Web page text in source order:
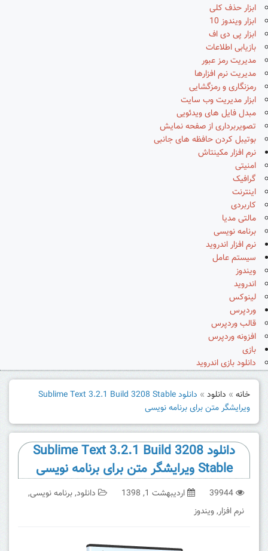
ابزار حذف کلی
ابزار ویندوز 10
ابزار پی دی اف
بازیابی اطلاعات
مدیریت رمز عبور
مدیریت نرم افزارها
رمزنگاری و رمزگشایی
ابزار مدیریت وب سایت
مبدل فایل های ویدئویی
تصویربرداری از صفحه نمایش
بوتیبل کردن حافظه های جانبی
نرم افزار مکینتاش
امنیتی
گرافیک
اینترنت
کاربردی
مالتی مدیا
برنامه نویسی
نرم افزار اندروید
سیستم عامل
ویندوز
اندروید
لینوکس
وردپرس
قالب وردپرس
افزونه وردپرس
بازی
دانلود بازی اندروید
خانه » دانلود »
دانلود Sublime Text 3.2.1 Build 3208 Stable
ویرایشگر متن برای برنامه نویسی
دانلود Sublime Text 3.2.1 Build 3208
Stable ویرایشگر متن برای برنامه نویسی
39944 اردیبهشت 1, 1398 دانلود,برنامه نویسی,
نرم افزار,ویندوز